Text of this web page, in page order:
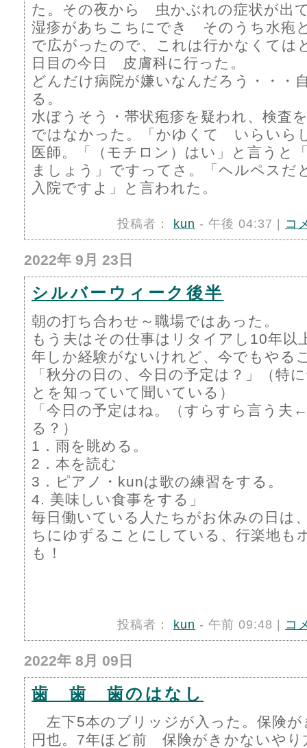
た。その夜から 虫かぶれの症状が出
湿疹があちこちにでき そのうち水疱
で広がったので、これは行かなくては
日目の今日 皮膚科に行った。
どんだけ病院が嫌いなんだろう・・・
る。
水ぼうそう・帯状疱疹を疑われ、検査
ではなかった。「かゆくて いらいら
医師。「（モチロン）はい」と言うと
ましょう」ですってさ。「ヘルペスだ
入院ですよ」と言われた。
投稿者： kun - 午後 04:37 | コ
2022年 9月 23日
シルバーウィーク後半
朝の打ち合わせ～職場ではあった。
もう夫はその仕事はリタイアし10年以
年しか経験がないけれど、今でもやる
「秋分の日の、今日の予定は？」（特
とを知っていて聞いている）
「今日の予定はね。（すらすら言う夫
る？）
1．雨を眺める。
2．本を読む
3．ピアノ・kunは歌の練習をする。
4. 美味しい食事をする」
毎日働いている人たちがお休みの日は
ちにゆずることにしている、行楽地も
も！
投稿者： kun - 午前 09:48 | コ
2022年 8月 09日
歯 歯 歯のはなし
左下5本のブリッジが入った。保険
円也。7年ほど前 保険がきかないやり